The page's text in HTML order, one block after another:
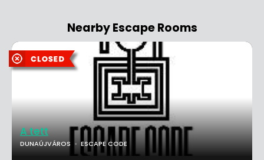
Nearby Escape Rooms
A tett
DUNAÚJVÁROS ESCAPE CODE